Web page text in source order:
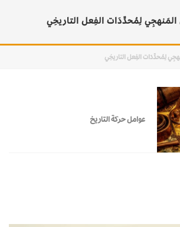
المَنهجِي لِمُحدِّدَات الفِعل التاريخِي
لِمُحدِّدَات الفِعل التاريخِي
عوامل حركة التاريخ